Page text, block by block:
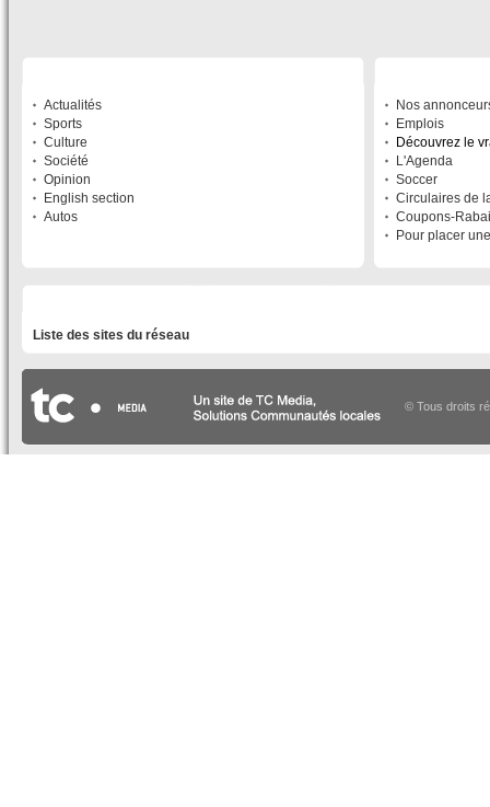
Actualités
Sports
Culture
Société
Opinion
English section
Autos
Nos
Emplois
Découvrez le
L'Agenda
Soccer
Circulaires de
Coupons-
Pour placer
Liste des sites du réseau
© Tous droits